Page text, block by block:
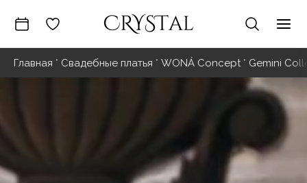
содержимому
Главная " Свадебные платья " WONÁ Concept" Gemini